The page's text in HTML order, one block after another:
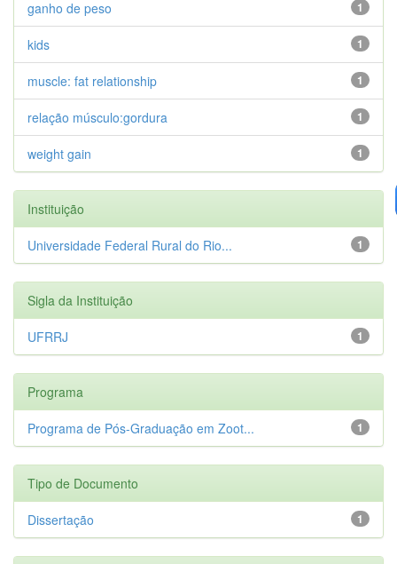
1
ganho de peso
1
kids
1
muscle: fat relationship
1
relação músculo:gordura
1
weight gain
Instituição
1
Universidade Federal Rural do Rio...
Sigla da Instituição
1
UFRRJ
Programa
1
Programa de Pós-Graduação em Zoot...
Tipo de Documento
1
Dissertação